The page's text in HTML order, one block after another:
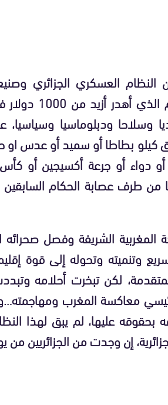
العسكري الجزائري
بوليساريو، واستوعب العالم
وسلاحا ودبلوماسيا
كيلو بطاطا أو سميد أو عدس او
دواء أو جرعة أكسيجين أو
من طرف عصابة الحكام السابقين
الشريفة وفصل صحرائه
وتنميته وتحوله إلى قوة
لكن تبخرت أحلامه
معاكسة المغرب
بحقوقه عليها، لم يبق لهذا
إن وجدت من الجزائريين من